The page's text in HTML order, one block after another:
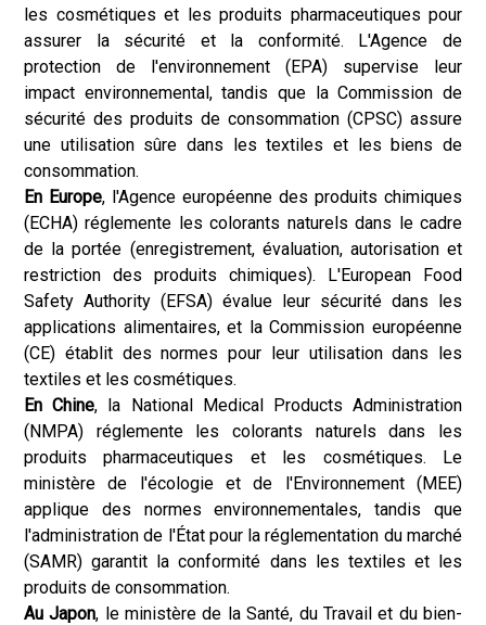
les cosmétiques et les produits pharmaceutiques pour
assurer la sécurité et la conformité. L'Agence de
protection de l'environnement (EPA) supervise leur
impact environnemental, tandis que la Commission de
sécurité des produits de consommation (CPSC) assure
une utilisation sûre dans les textiles et les biens de
consommation.
En Europe, l'Agence européenne des produits chimiques
(ECHA) réglemente les colorants naturels dans le cadre
de la portée (enregistrement, évaluation, autorisation et
restriction des produits chimiques). L'European Food
Safety Authority (EFSA) évalue leur sécurité dans les
applications alimentaires, et la Commission européenne
(CE) établit des normes pour leur utilisation dans les
textiles et les cosmétiques.
En Chine, la National Medical Products Administration
(NMPA) réglemente les colorants naturels dans les
produits pharmaceutiques et les cosmétiques. Le
ministère de l'écologie et de l'Environnement (MEE)
applique des normes environnementales, tandis que
l'administration de l'État pour la réglementation du marché
(SAMR) garantit la conformité dans les textiles et les
produits de consommation.
Au Japon, le ministère de la Santé, du Travail et du bien-